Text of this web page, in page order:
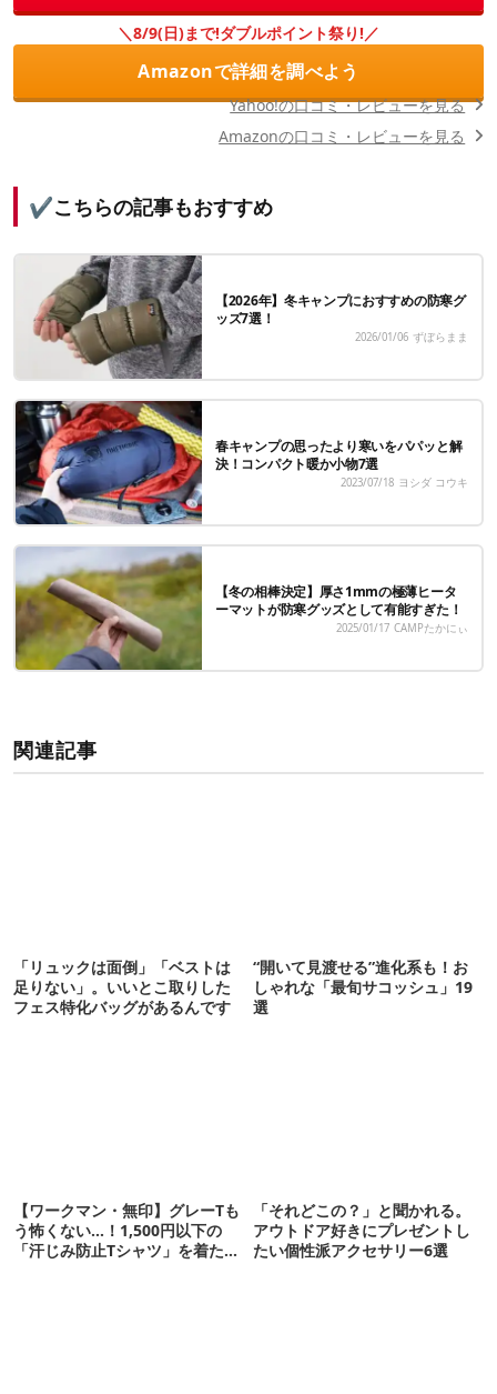
＼8/9(日)まで!ダブルポイント祭り!／
Amazonで詳細を調べよう
Yahoo!の口コミ・レビューを見る
Amazonの口コミ・レビューを見る
✔こちらの記事もおすすめ
【2026年】冬キャンプにおすすめの防寒グ
ッズ7選！
2026/01/06 ずぼらまま
春キャンプの思ったより寒いをパパッと解
決！コンパクト暖か小物7選
2023/07/18 ヨシダ コウキ
【冬の相棒決定】厚さ1mmの極薄ヒータ
ーマットが防寒グッズとして有能すぎた！
2025/01/17 CAMPたかにぃ
関連記事
「リュックは面倒」「ベストは
足りない」。いいとこ取りした
フェス特化バッグがあるんです
“開いて見渡せる”進化系も！お
しゃれな「最旬サコッシュ」19
選
【ワークマン・無印】グレーTも
う怖くない…！1,500円以下の
「汗じみ防止Tシャツ」を着たら
「それどこの？」と聞かれる。
アウトドア好きにプレゼントし
たい個性派アクセサリー6選